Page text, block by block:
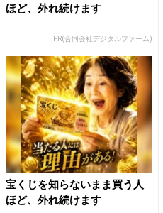
ほど、外れ続けます
PR(合同会社デジタルファーム)
宝くじを知らないまま買う人
ほど、外れ続けます